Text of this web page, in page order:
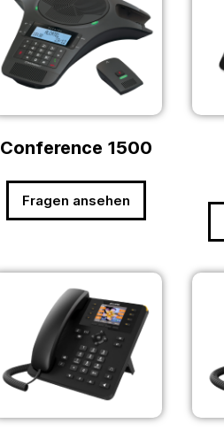
Conference 1500
Fragen ansehen